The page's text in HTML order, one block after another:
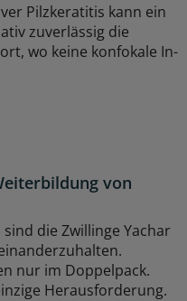
Pilzkeratitis kann ein
zuverlässig die
wo keine konfokale In-
von
die Zwillinge Yachar
nur im Doppelpack.
Herausforderung.